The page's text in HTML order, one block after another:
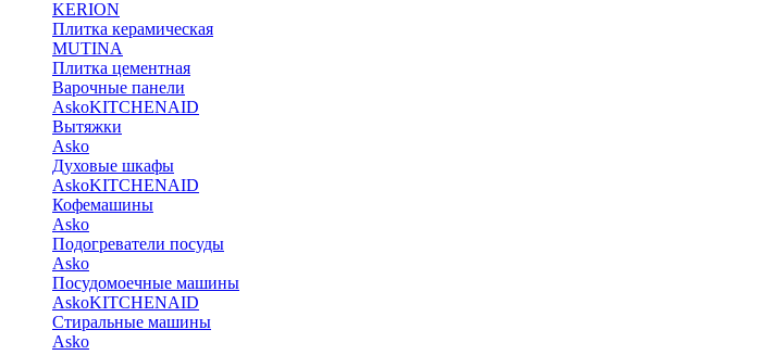
KERION
Плитка керамическая
MUTINA
Плитка цементная
Варочные панели
AskoKITCHENAID
Вытяжки
Asko
Духовые шкафы
AskoKITCHENAID
Кофемашины
Asko
Подогреватели посуды
Asko
Посудомоечные машины
AskoKITCHENAID
Стиральные машины
Asko